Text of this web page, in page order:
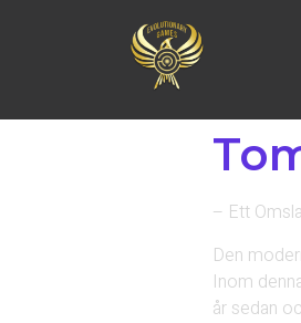
– Ett
Den
Inom
år sedan